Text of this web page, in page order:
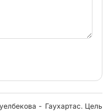
- Гаухартас. Цель